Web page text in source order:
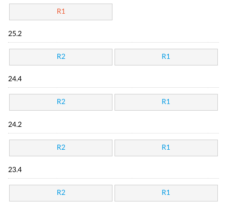
R1
25.2
R2 R1
24.4
R2 R1
24.2
R2 R1
23.4
R2 R1